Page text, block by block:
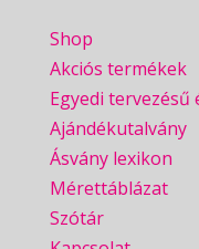
Shop
Akciós termékek
Egyedi tervezésű
Ajándékutalvány
Ásvány lexikon
Mérettáblázat
Szótár